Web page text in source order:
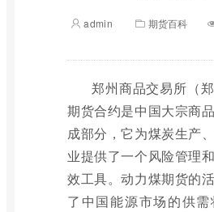
admin 期货百科
郑州商品交易所（
期货合约是中国大宗商
成部分，它为煤炭生产
业提供了一个风险管理
效工具。动力煤期货的
了中国能源市场的供